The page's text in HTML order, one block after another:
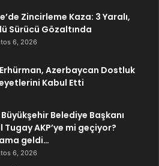
Zincirleme Kaza: 3 Yaralı,
Sürücü Gözaltında
6, 2026
Azerbaycan Dostluk
Kabul Etti
Belediye Başkanı
Tugay AKP’ye mi geçiyor?
geldi…
6, 2026